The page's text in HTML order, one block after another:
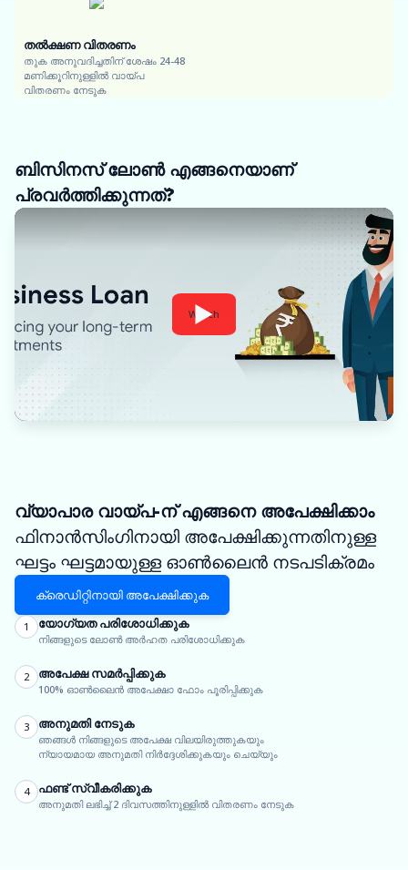
തൽക്ഷണ വിതരണം
തുക അനുവദിച്ചതിന് ശേഷം 24-48
മണിക്കൂറിനുള്ളിൽ വായ്പ
വിതരണം നേടുക
ബിസിനസ് ലോൺ എങ്ങനെയാണ്
പ്രവർത്തിക്കുന്നത്?
Watch
വ്യാപാര വായ്പ-ന് എങ്ങനെ അപേക്ഷിക്കാം
ഫിനാൻസിംഗിനായി അപേക്ഷിക്കുന്നതിനുള്ള
ഘട്ടം ഘട്ടമായുള്ള ഓൺലൈൻ നടപടിക്രമം
ക്രെഡിറ്റിനായി അപേക്ഷിക്കുക
1 യോഗ്യത പരിശോധിക്കുക
നിങ്ങളുടെ ലോൺ അർഹത പരിശോധിക്കുക
2 അപേക്ഷ സമർപ്പിക്കുക
100% ഓൺലൈൻ അപേക്ഷാ ഫോം പൂരിപ്പിക്കുക
3 അനുമതി നേടുക
ഞങ്ങൾ നിങ്ങളുടെ അപേക്ഷ വിലയിരുത്തുകയും
ന്യായമായ അനുമതി നിർദ്ദേശിക്കുകയും ചെയ്യും
4 ഫണ്ട് സ്വീകരിക്കുക
അനുമതി ലഭിച്ച് 2 ദിവസത്തിനുള്ളിൽ വിതരണം നേടുക